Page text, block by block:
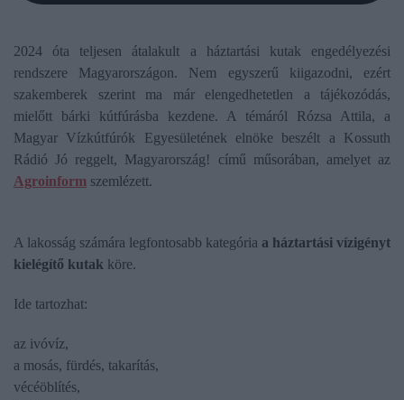
2024 óta teljesen átalakult a háztartási kutak engedélyezési
rendszere Magyarországon. Nem egyszerű kiigazodni, ezért
szakemberek szerint ma már elengedhetetlen a tájékozódás,
mielőtt bárki kútfúrásba kezdene. A témáról Rózsa Attila, a
Magyar Vízkútfúrók Egyesületének elnöke beszélt a Kossuth
Rádió Jó reggelt, Magyarország! című műsorában, amelyet az
Agroinform szemlézett.
A lakosság számára legfontosabb kategória a háztartási vízigényt
kielégítő kutak köre.
Ide tartozhat:
az ivóvíz,
a mosás, fürdés, takarítás,
vécéöblítés,